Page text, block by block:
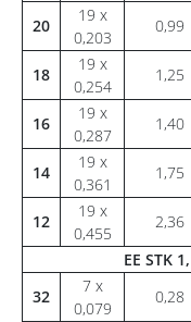
20
19 x
0,203
0,99
18
19 x
0,254
1,25
16
19 x
0,287
1,40
14
19 x
0,361
1,75
12
19 x
0,455
2,36
EE STK
32
7 x
0,079
0,28